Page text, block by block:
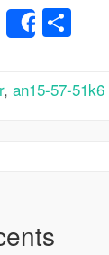
Email
Share
, an15-57-51k6